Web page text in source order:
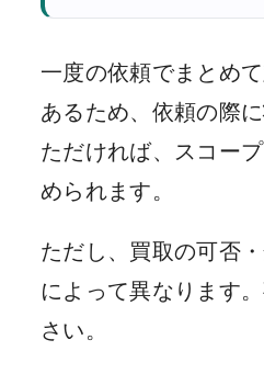
一度の依頼でまとめ
あるため、依頼の際
ただければ、スコー
められます。
ただし、買取の可否
によって異なります
さい。